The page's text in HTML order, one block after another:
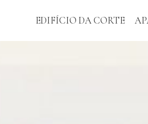
EDIFÍCIO DA CORTE